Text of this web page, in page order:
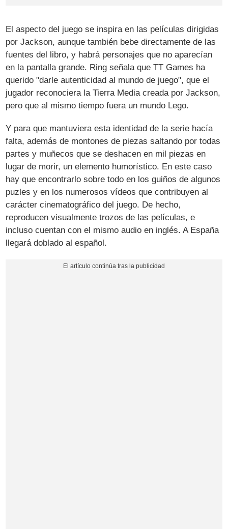
El aspecto del juego se inspira en las películas dirigidas
por Jackson, aunque también bebe directamente de las
fuentes del libro, y habrá personajes que no aparecían
en la pantalla grande. Ring señala que TT Games ha
querido "darle autenticidad al mundo de juego", que el
jugador reconociera la Tierra Media creada por Jackson,
pero que al mismo tiempo fuera un mundo Lego.
Y para que mantuviera esta identidad de la serie hacía
falta, además de montones de piezas saltando por todas
partes y muñecos que se deshacen en mil piezas en
lugar de morir, un elemento humorístico. En este caso
hay que encontrarlo sobre todo en los guiños de algunos
puzles y en los numerosos vídeos que contribuyen al
carácter cinematográfico del juego. De hecho,
reproducen visualmente trozos de las películas, e
incluso cuentan con el mismo audio en inglés. A España
llegará doblado al español.